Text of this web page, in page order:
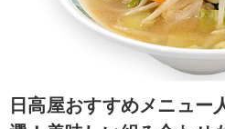
日高屋おすすめメニュー